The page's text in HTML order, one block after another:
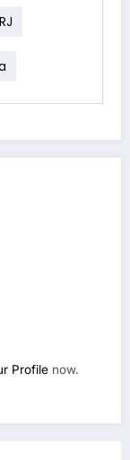
Profile now.